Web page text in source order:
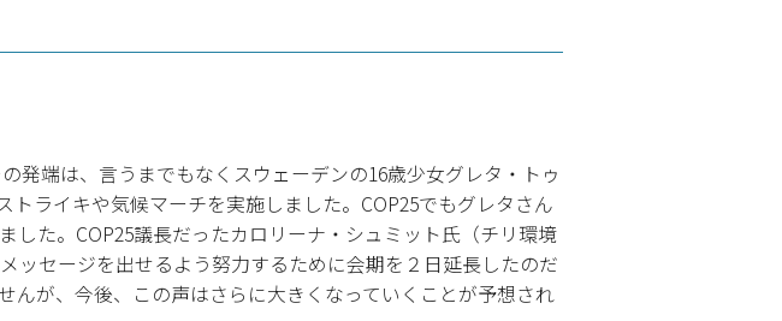
発端は、言うまでもなくスウェーデンの16歳少女グレタ・トゥ
ライキや気候マーチを実施しました。COP25でもグレタさん
た。COP25議長だったカロリーナ・シュミット氏（チリ環境
ッセージを出せるよう努力するために会期を２日延長したのだ
んが、今後、この声はさらに大きくなっていくことが予想され